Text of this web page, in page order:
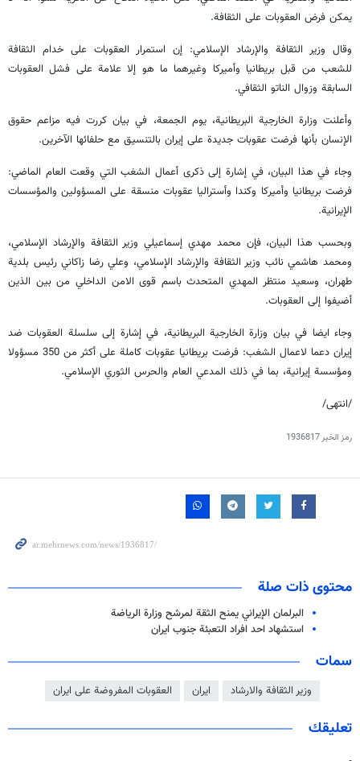
يمكن فرض العقوبات على الثقافة.
وقال وزير الثقافة والإرشاد الإسلامي: إن استمرار العقوبات على خدام الثقافة
للشعب من قبل بريطانيا وأميركا وغيرهما ما هو إلا علامة على فشل العقوبات
السابقة وزوال الناتو الثقافي.
وأعلنت وزارة الخارجية البريطانية، يوم الجمعة، في بيان كررت فيه مزاعم حقوق
الإنسان بأنها فرضت عقوبات جديدة على إيران بالتنسيق مع حلفائها الآخرين.
وجاء في هذا البيان، في إشارة إلى ذكرى أعمال الشغب التي وقعت العام الماضي:
فرضت بريطانيا وأميركا وكندا وأستراليا عقوبات منسقة على المسؤولين والمؤسسات
الإيرانية.
وبحسب هذا البيان، فإن محمد مهدي إسماعيلي وزير الثقافة والإرشاد الإسلامي،
ومحمد هاشمي نائب وزير الثقافة والإرشاد الإسلامي، وعلي رضا زاكاني رئيس بلدية
طهران، وسعيد منتظر المهدي المتحدث باسم قوى الامن الداخلي من بين الذين
أضيفوا إلى العقوبات.
وجاء ايضا في بيان وزارة الخارجية البريطانية، في إشارة إلى سلسلة العقوبات ضد
إيران دعما لاعمال الشغب: فرضت بريطانيا عقوبات كاملة على أكثر من 350 مسؤولا
ومؤسسة إيرانية، بما في ذلك المدعي العام والحرس الثوري الإسلامي.
/انتهی/
رمز الخبر1936817
محتوى ذات صلة
البرلمان الإيراني يمنح الثقة لمرشح وزارة الرياضة
استشهاد احد افراد التعبئة جنوب ايران
سمات
وزير الثقافة والارشاد ايران العقوبات المفروضة على ايران
تعليقك